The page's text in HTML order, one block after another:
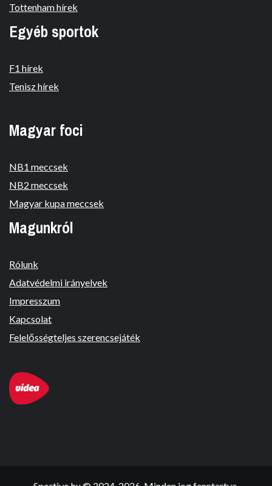
Tottenham hírek
Egyéb sportok
F1 hírek
Tenisz hírek
Magyar foci
NB1 meccsek
NB2 meccsek
Magyar kupa meccsek
Magunkról
Rólunk
Adatvédelmi irányelvek
Impresszum
Kapcsolat
Felelősségteljes szerencsejáték